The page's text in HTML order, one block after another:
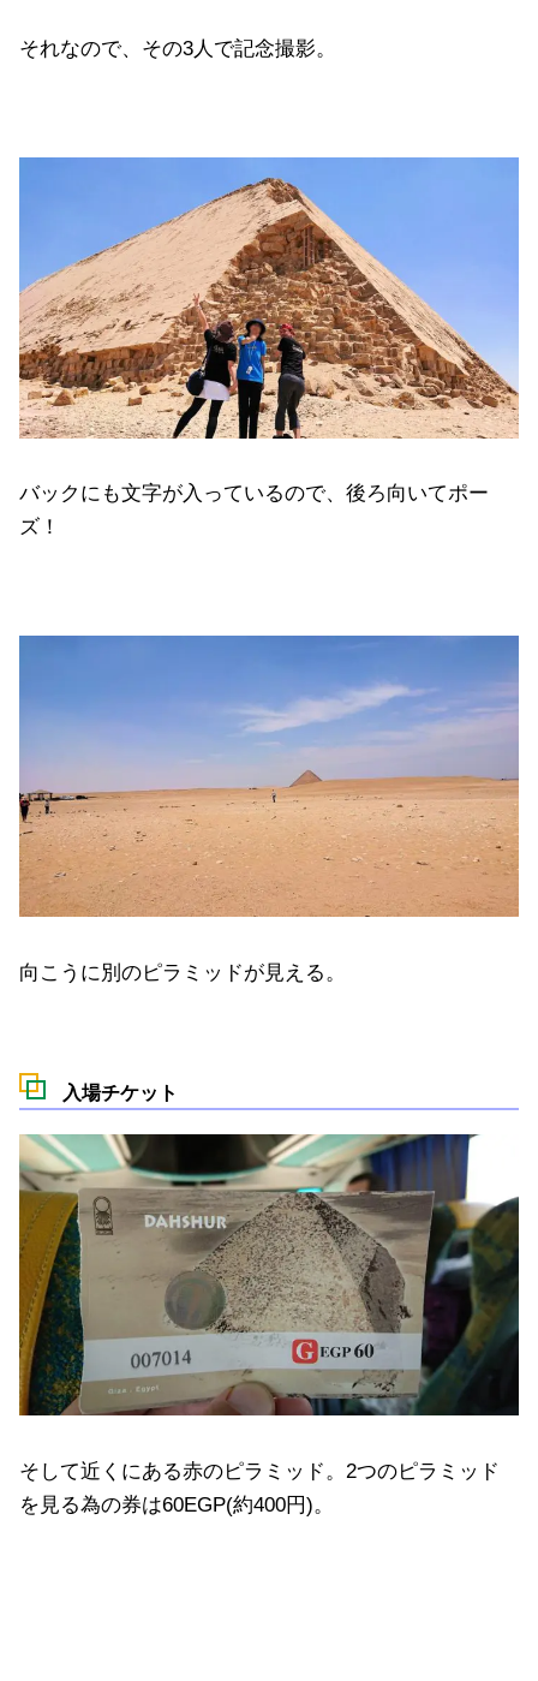
それなので、その3人で記念撮影。
バックにも文字が入っているので、後ろ向いてポー
ズ！
向こうに別のピラミッドが見える。
入場チケット
そして近くにある赤のピラミッド。2つのピラミッド
を見る為の券は60EGP(約400円)。